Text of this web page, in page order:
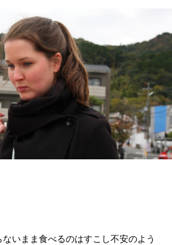
いまま食べるのはすこし不安のよう